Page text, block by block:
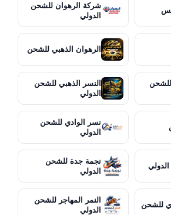
شركة الرهوان للشحن
الدولي
الرهوان الذهبي للشحن
النسر الذهبي للشحن
الدولي
نسر الوادي للشحن
الدولي
نجمة جدة للشحن
الدولي
للشحن
النمر المهاجر للشحن
الدولي